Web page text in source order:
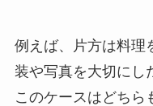
例えば、片方は料理
装や写真を大切にし
このケースはどちら